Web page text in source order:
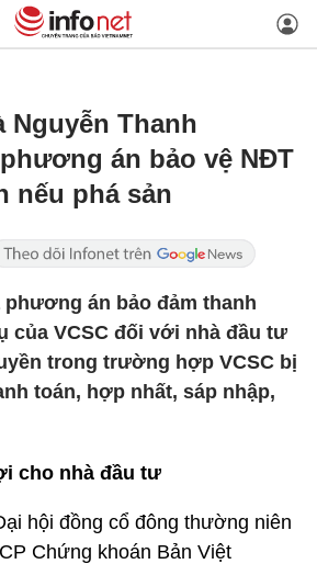
Nguyễn Thanh
án bảo vệ NĐT
nếu phá sản
án bảo đảm thanh
của VCSC đối với nhà đầu tư
trong trường hợp VCSC bị
toán, hợp nhất, sáp nhập,
cho nhà đầu tư
hội đồng cổ đông thường niên
Chứng khoán Bản Việt